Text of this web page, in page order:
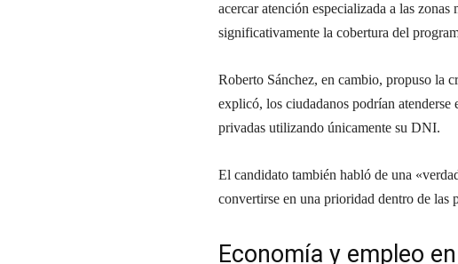
acercar atención especializada a las
significativamente la cobertura del
Roberto Sánchez, en cambio, propuso la
explicó, los ciudadanos podrían
privadas utilizando únicamente su DNI.
El candidato también habló de una
convertirse en una prioridad dentro de las
Economía y empleo